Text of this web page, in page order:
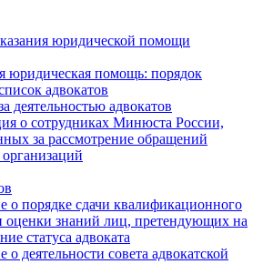
юридической помощи
юридическая помощь: порядок
адвокатов
деятельностью адвокатов
о сотрудниках Минюста России,
за рассмотрение обращений
о порядке сдачи квалификационного
оценки знаний лиц, претендующих на
статуса адвоката
деятельности совета адвокатской